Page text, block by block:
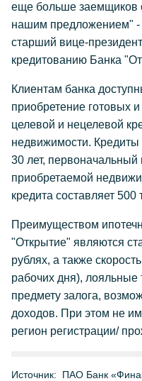
еще больше заемщиков
нашим предложением" -
старший вице-
кредитованию Банка
Клиентам банка
приобретение готовых
целевой и нецелевой
недвижимости.
30 лет, первоначальный
приобретаемой
кредита составляет 500
Преимуществом
"Открытие" являются
рублях, а также
рабочих дня), лояльные
предмету залога,
доходов. При этом не
регион регистрации/
Источник:
ПАО Банк